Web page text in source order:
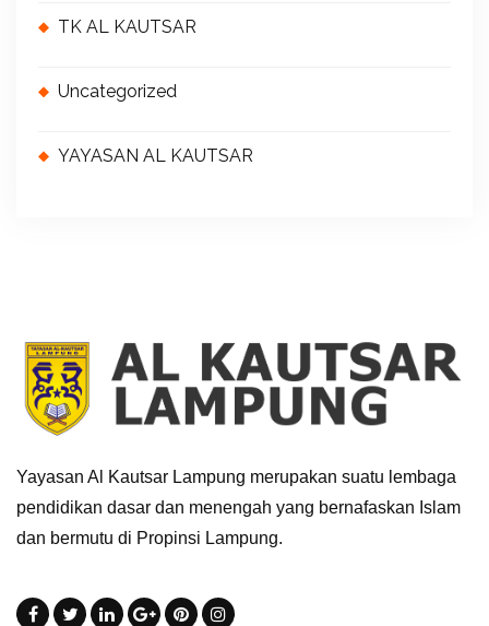
TK AL KAUTSAR
Uncategorized
YAYASAN AL KAUTSAR
Yayasan Al Kautsar Lampung merupakan suatu lembaga
pendidikan dasar dan menengah yang bernafaskan Islam
dan bermutu di Propinsi Lampung.